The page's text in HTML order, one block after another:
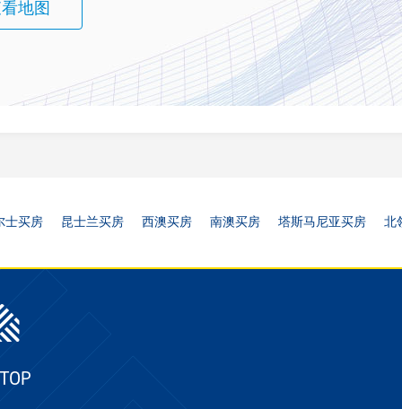
地图
士买房 昆士兰买房 西澳买房 南澳买房 塔斯马尼亚买房 北